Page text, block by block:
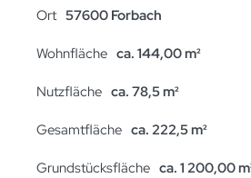
Ort 57600 Forbach
Wohnfläche ca. 144,00 m²
Nutzfläche ca. 78,5 m²
Gesamtfläche ca. 222,5 m²
Grundstücksfläche ca. 1 200,00